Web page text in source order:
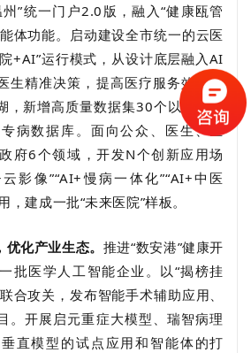
”统一门户2.0版，融入“健康瓯管
体功能。启动建设全市统一的云医
+AI”运行模式，从设计底层融入AI
生精准决策，提高医疗服务效率。
，新增高质量数据集30个以上，牵
病数据库。面向公众、医生、医
府6个领域，开发N个创新应用场
影像”“AI+慢病一体化”“AI+中医
，建成一批“未来医院”样板。
化产业生态。 推进“数安港”健康开
批医学人工智能企业。以“揭榜挂
合攻关，发布智能手术辅助应用、
。开展启元重症大模型、瑞智病理
直模型的试点应用和智能体的打